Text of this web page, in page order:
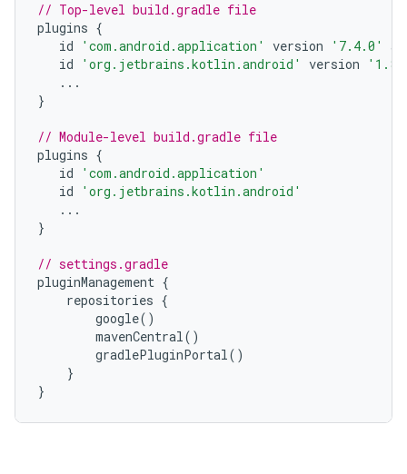
// Top-level build.gradle file
plugins {
id
'com.android.application' version '7.4.0'
id
'org.jetbrains.kotlin.android' version
...
}
// Module-level build.gradle file
plugins {
id
'com.android.application'
id
'org.jetbrains.kotlin.android'
...
}
// settings.gradle
pluginManagement {
repositories {
google()
mavenCentral()
gradlePluginPortal()
}
}